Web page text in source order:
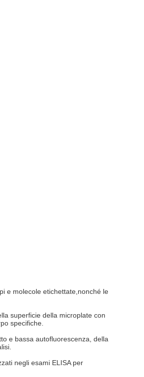
e molecole etichettate,nonché le
superficie della microplate con
specifiche.
e bassa autofluorescenza, della
negli esami ELISA per